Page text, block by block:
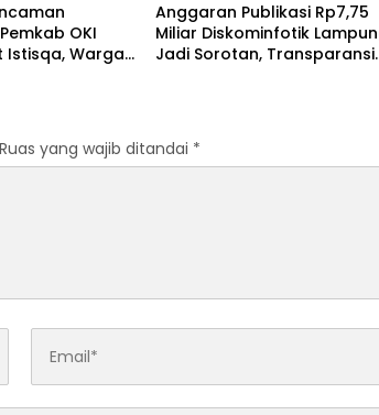
OKI
Istisqa, Warga
Anggaran Publikasi Rp7,75
Miliar Diskominfotik
Jadi Sorotan, Transparansi
Ruas yang wajib ditandai *